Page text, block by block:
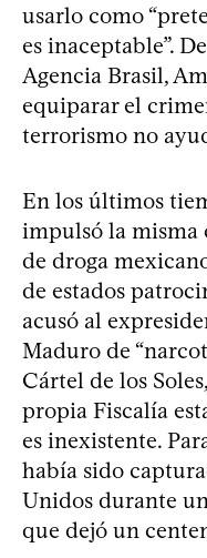
usarlo como
es inaceptable”.
Agencia Brasil,
equiparar el
terrorismo no
En los últimos
impulsó la misma
de droga
de estados
acusó al
Maduro de
Cártel de los
propia Fiscalía
es inexistente.
había sido
Unidos durante
que dejó un